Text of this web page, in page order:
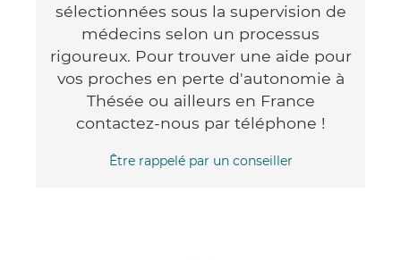
sélectionnées sous la supervision de
médecins selon un processus
rigoureux. Pour trouver une aide pour
vos proches en perte d'autonomie à
Thésée ou ailleurs en France
contactez-nous par téléphone !
Être rappelé par un conseiller